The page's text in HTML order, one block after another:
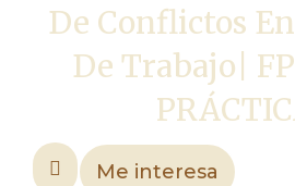
De Conflictos
De Trabajo|
Me interesa